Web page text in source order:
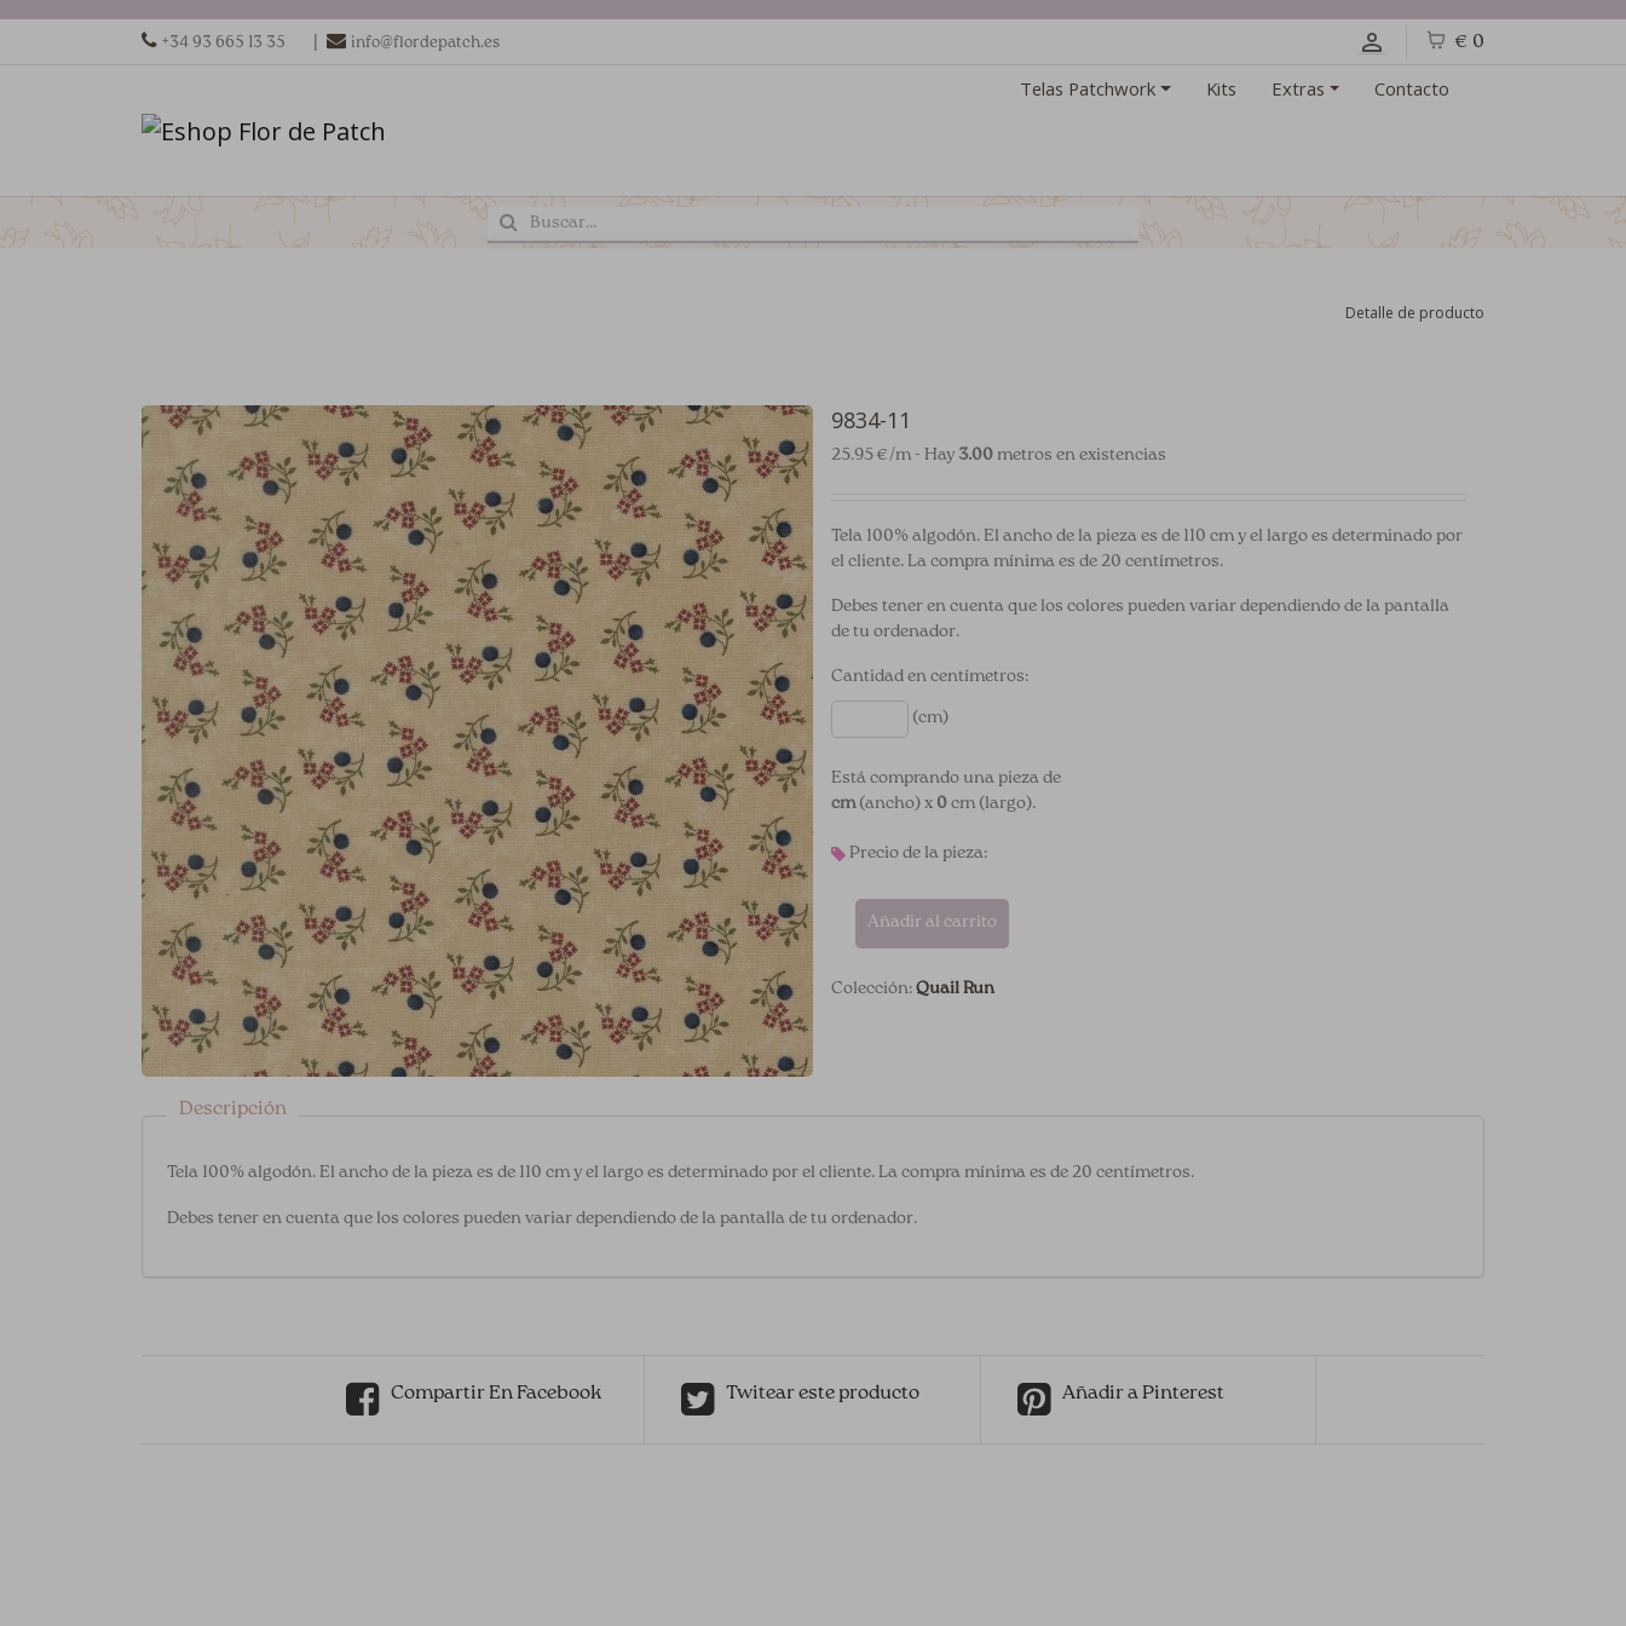
+34 93 665 13 35 | info@flordepatch.es € 0
Telas Patchwork Kits Extras Contacto
Detalle de producto
9834-11
25.95 €/m - Hay 3.00 metros en existencias
Tela 100% algodón. El ancho de la pieza es de 110 cm y el largo es determinado por
el cliente. La compra mínima es de 20 centímetros.
Debes tener en cuenta que los colores pueden variar dependiendo de la pantalla
de tu ordenador.
Cantidad en centímetros:
(cm)
Está comprando una pieza de
cm(ancho) x 0cm (largo).
Precio de la pieza:
Añadir al carrito
Colección:Quail Run
Descripción
Tela 100% algodón. El ancho de la pieza es de 110 cm y el largo es determinado por el cliente. La compra mínima es de 20 centímetros.
Debes tener en cuenta que los colores pueden variar dependiendo de la pantalla de tu ordenador.
Compartir En Facebook Twitear este producto Añadir a Pinterest